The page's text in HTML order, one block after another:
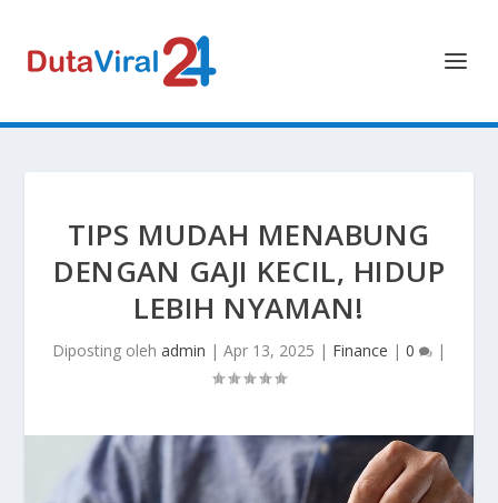
TIPS MUDAH MENABUNG
DENGAN GAJI KECIL, HIDUP
LEBIH NYAMAN!
Diposting oleh admin | Apr 13, 2025 | Finance | 0 |